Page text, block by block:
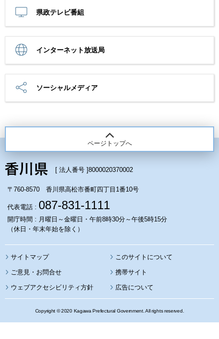
県政テレビ番組
インターネット放送局
ソーシャルメディア
ページトップへ
[ 法人番号 ]8000020370002
〒760-8570 香川県高松市番町四丁目1番10号
代表電話 : 087-831-1111
開庁時間 : 月曜日～金曜日・午前8時30分～午後5時15分
（休日・年末年始を除く）
サイトマップ このサイトについて
携帯サイト
ウェブアクセシビリティ方針 広告について
Copyright © 2020 Kagawa Prefectural Government. All rights reserved.